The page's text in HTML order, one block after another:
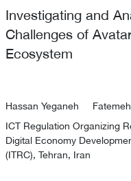
Investigating and
Challenges of
Ecosystem
Hassan Yeganeh
ICT Regulation Organizing
Digital Economy
(ITRC), Tehran, Iran